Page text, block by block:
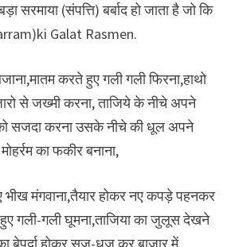
सरमाया (संपत्ति) बर्बाद हो जाता है जो कि
Galat Rasmen.
करते हुए गली गली फिरना,हाथो
से जख्मी करना, ताजिये के नीचे अपने
सजदा करना उसके नीचे की धूल अपने
का फकीर बनाना,
भीख मंगवाना,तैयार होकर नए कपड़े पहनकर
गली-गली घूमना,ताजिया का जुलूस देखने